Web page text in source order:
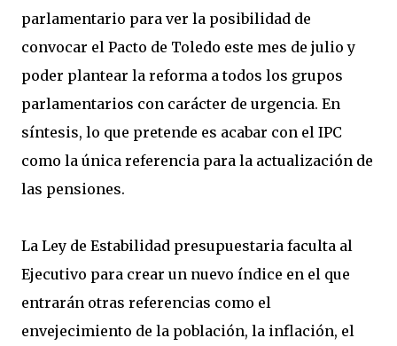
parlamentario para ver la posibilidad de
convocar el Pacto de Toledo este mes de julio y
poder plantear la reforma a todos los grupos
parlamentarios con carácter de urgencia. En
síntesis, lo que pretende es acabar con el IPC
como la única referencia para la actualización de
las pensiones.
La Ley de Estabilidad presupuestaria faculta al
Ejecutivo para crear un nuevo índice en el que
entrarán otras referencias como el
envejecimiento de la población, la inflación, el